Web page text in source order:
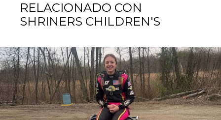
RELACIONADO CON
SHRINERS CHILDREN'S